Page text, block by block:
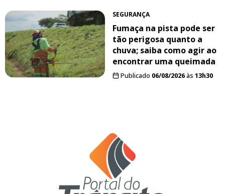
SEGURANÇA
Fumaça na pista pode ser
tão perigosa quanto a
chuva; saiba como agir ao
encontrar uma queimada
Publicado 06/08/2026às 13h30